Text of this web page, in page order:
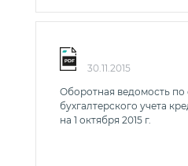
30.11.2015
Оборотная ведомость по
бухгалтерского учета
на 1 октября 2015 г.